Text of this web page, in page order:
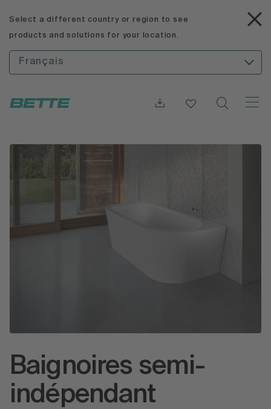
Select a different country or region to see
products and solutions for your location.
Français
Baignoires semi-
indépendant